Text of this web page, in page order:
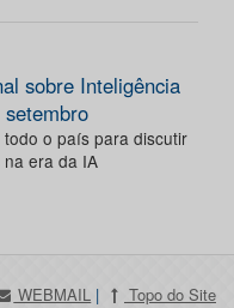
sobre Inteligência
o país para discutir
era da IA
WEBMAIL | Topo do Site